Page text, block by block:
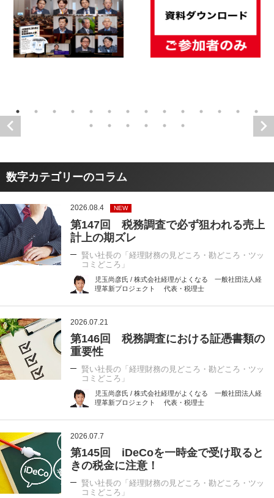
数字カテゴリーのコラム
2026.08.4 NEW
第147回 税務調査で必ず狙われる売上
計上の期ズレ
賢い社長の「経理財務の見どころ・勘どころ・ツッ
コミどころ」
児玉尚彦氏 / 株式会社経理がよくなる 一般社団法人経
理革新プロジェクト 代表・税理士
2026.07.21
第146回 税務調査における証憑書類の
重要性
賢い社長の「経理財務の見どころ・勘どころ・ツッ
コミどころ」
児玉尚彦氏 / 株式会社経理がよくなる 一般社団法人経
理革新プロジェクト 代表・税理士
2026.07.7
第145回 iDeCoを一時金で受け取ると
きの税金に注意！
賢い社長の「経理財務の見どころ・勘どころ・ツッ
コミどころ」